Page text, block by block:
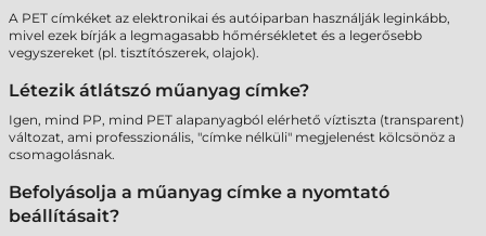
A PET címkéket az elektronikai és autóiparban használják leginkább,
mivel ezek bírják a legmagasabb hőmérsékletet és a legerősebb
vegyszereket (pl. tisztítószerek, olajok).
Létezik átlátszó műanyag címke?
Igen, mind PP, mind PET alapanyagból elérhető víztiszta (transparent)
változat, ami professzionális, "címke nélküli" megjelenést kölcsönöz a
csomagolásnak.
Befolyásolja a műanyag címke a nyomtató
beállításait?